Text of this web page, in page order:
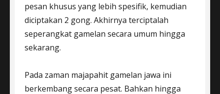
pesan khusus yang lebih spesifik, kemudian
diciptakan 2 gong. Akhirnya terciptalah
seperangkat gamelan secara umum hingga
sekarang.
Pada zaman majapahit gamelan jawa ini
berkembang secara pesat. Bahkan hingga